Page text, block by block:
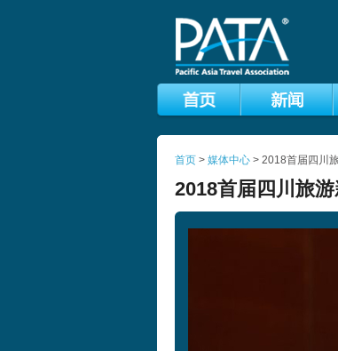
首页 > 媒体中心 > 2018首届四川
2018首届四川旅